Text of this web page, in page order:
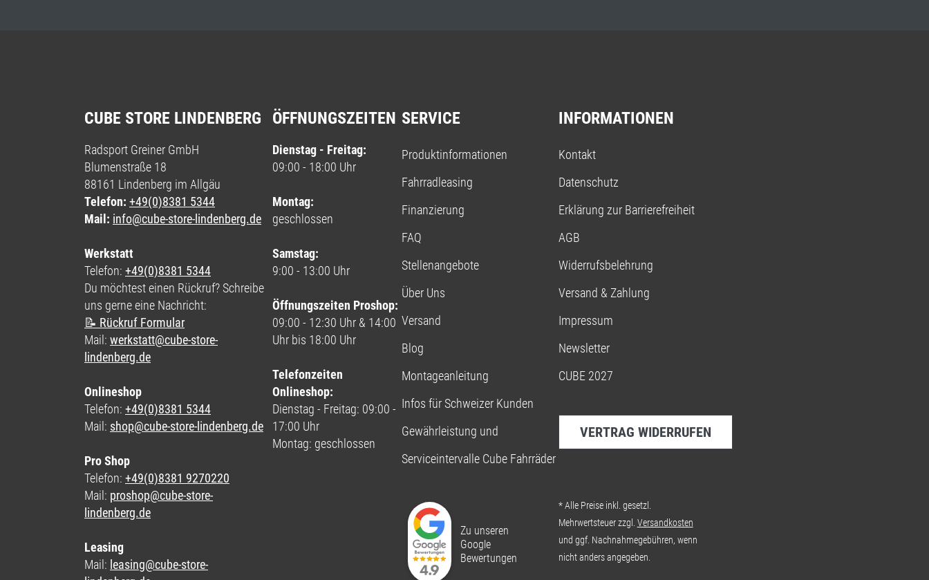
CUBE STORE LINDENBERG
Radsport Greiner GmbH
Blumenstraße 18
88161 Lindenberg im Allgäu
Telefon: +49(0)8381 5344
Mail: info@cube-store-lindenberg.de
Werkstatt
Telefon: +49(0)8381 5344
Du möchtest einen Rückruf? Schreibe
uns gerne eine Nachricht:
📝 Rückruf Formular
Mail: werkstatt@cube-store-
lindenberg.de
Onlineshop
Telefon: +49(0)8381 5344
Mail: shop@cube-store-lindenberg.de
Pro Shop
Telefon: +49(0)8381 9270220
Mail: proshop@cube-store-
lindenberg.de
Leasing
Mail: leasing@cube-store-
ÖFFNUNGSZEITEN
Dienstag - Freitag:
09:00 - 18:00 Uhr
Montag:
geschlossen
Samstag:
9:00 - 13:00 Uhr
Öffnungszeiten Proshop:
09:00 - 12:30 Uhr & 14:00
Uhr bis 18:00 Uhr
Telefonzeiten
Onlineshop:
Dienstag - Freitag: 09:00 -
17:00 Uhr
Montag: geschlossen
SERVICE
Produktinformationen
Fahrradleasing
Finanzierung
FAQ
Stellenangebote
Über Uns
Versand
Blog
Montageanleitung
Infos für Schweizer Kunden
Gewährleistung und
Serviceintervalle Cube Fahrräder
Zu unseren
Google
Bewertungen
INFORMATIONEN
Kontakt
Datenschutz
Erklärung zur Barrierefreiheit
AGB
Widerrufsbelehrung
Versand & Zahlung
Impressum
Newsletter
CUBE 2027
VERTRAG WIDERRUFEN
* Alle Preise inkl. gesetzl.
Mehrwertsteuer zzgl. Versandkosten
und ggf. Nachnahmegebühren, wenn
nicht anders angegeben.